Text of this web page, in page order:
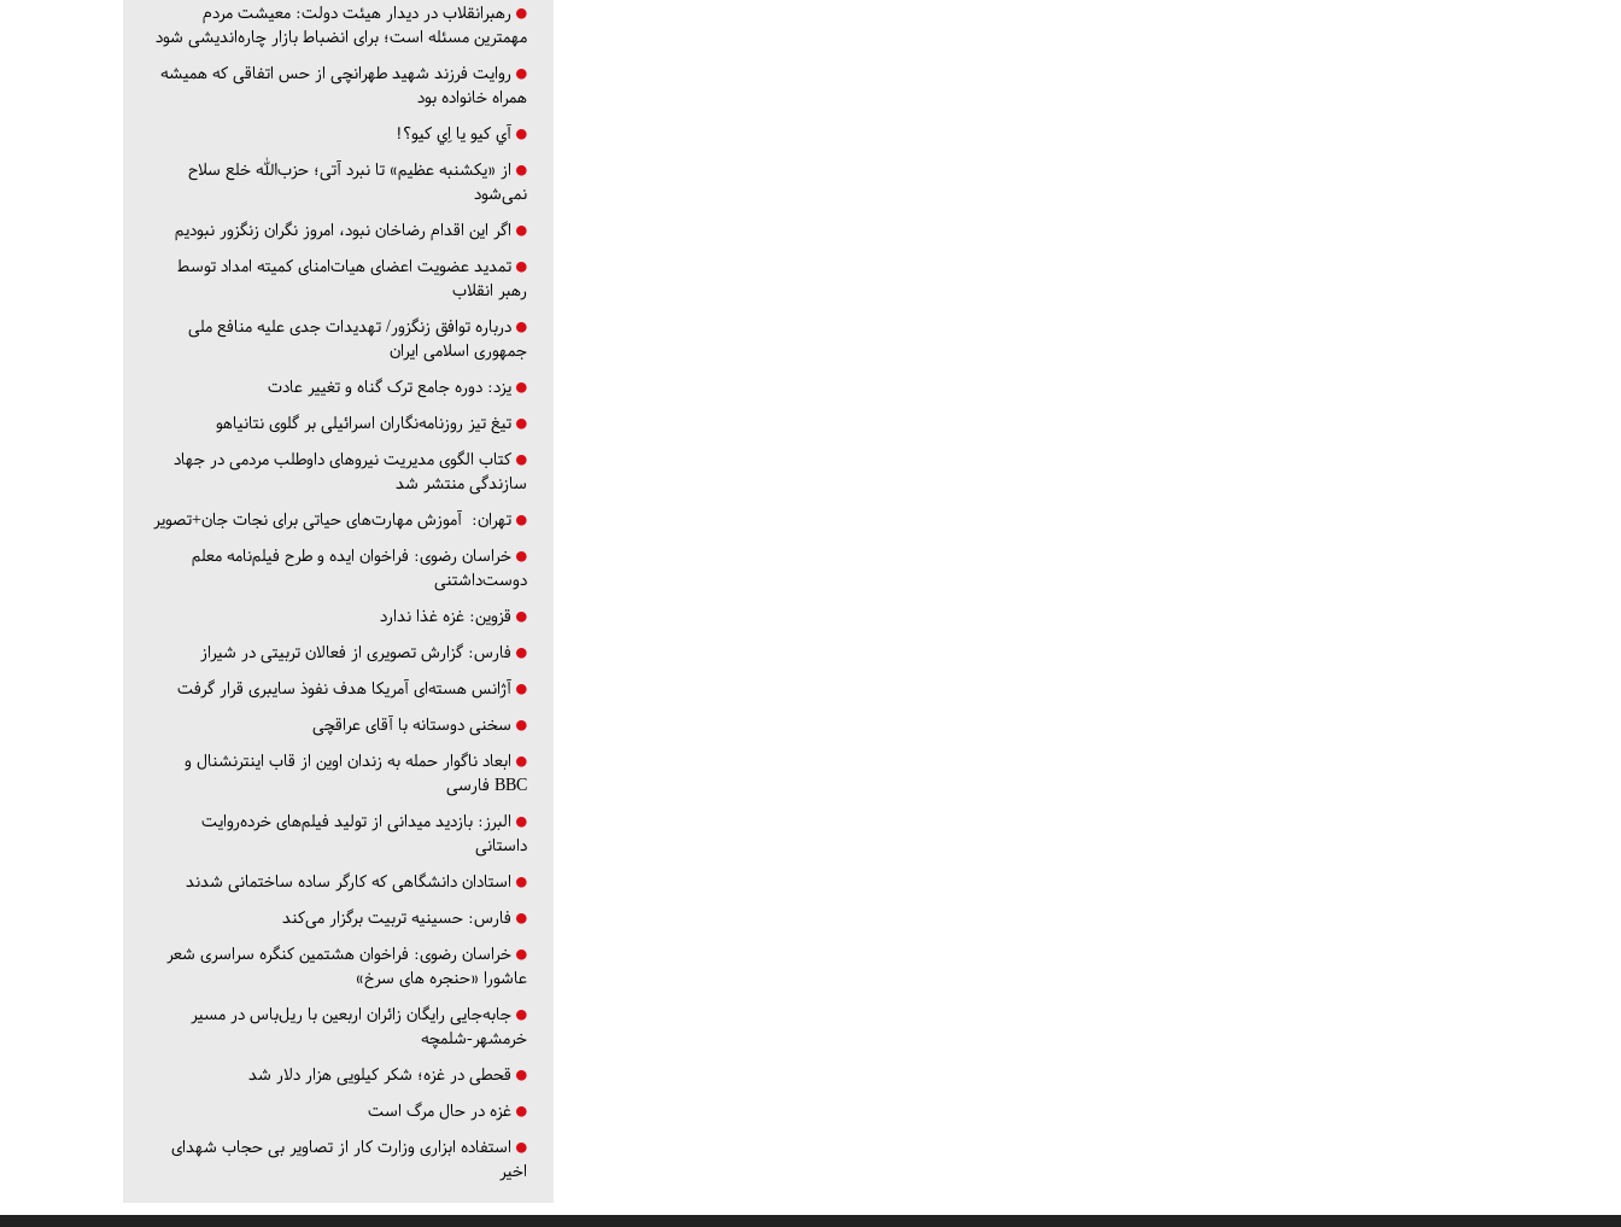
رهبرانقلاب در دیدار هیئت دولت: معیشت مردم
مهمترین مسئله است؛ برای انضباط بازار چاره‌اندیشی شود
روایت فرزند شهید طهرانچی از حس اتفاقی که همیشه
همراه خانواده بود
آي كيو يا اِي كيو؟!
از «یکشنبه عظیم» تا نبرد آتی؛ حزب‌الله خلع سلاح
نمی‌شود
اگر این اقدام رضاخان نبود، امروز نگران زنگزور نبودیم
تمدید عضویت اعضای هیات‌امنای کمیته امداد توسط
رهبر انقلاب
درباره توافق زنگزور/ تهدیدات جدی علیه منافع ملی
جمهوری اسلامی ایران
یزد: دوره جامع ترک گناه و تغییر عادت
تیغ تیز روزنامه‌نگاران اسرائیلی بر گلوی نتانیاهو
کتاب الگوی مدیریت نیروهای داوطلب مردمی در جهاد
سازندگی منتشر شد
تهران: آموزش مهارت‌های حیاتی برای نجات جان+تصویر
خراسان رضوی: فراخوان ایده و طرح فیلم‌نامه معلم
دوست‌داشتنی
قزوین: غزه غذا ندارد
فارس: گزارش تصویری از فعالان تربیتی در شیراز
آژانس هسته‌ای آمریکا هدف نفوذ سایبری قرار گرفت
سخنی دوستانه با آقای عراقچی
ابعاد ناگوار حمله به زندان اوین از قاب اینترنشنال و
BBC فارسی
البرز: بازدید میدانی از تولید فیلم‌های خرده‌روایت
داستانی
استادان دانشگاهی که کارگر ساده ساختمانی شدند
فارس: حسینیه تربیت برگزار می‌کند
خراسان رضوی: فراخوان هشتمین کنگره سراسری شعر
عاشورا «حنجره های سرخ»
جابه‌جایی رایگان زائران اربعین با ریل‌باس در مسیر
خرمشهر-شلمچه
قحطی در غزه؛ شکر کیلویی هزار دلار شد
غزه در حال مرگ است
استفاده ابزاری وزارت کار از تصاویر بی حجاب شهدای
اخیر